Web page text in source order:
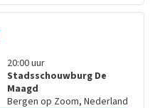
20:00uur
Stadsschouwburg De
Maagd
Bergen op Zoom, Nederland